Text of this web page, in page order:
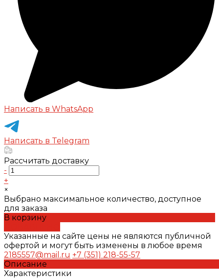
Написать в WhatsApp
Написать в Telegram
Рассчитать доставку
-
+
×
Выбрано максимальное количество, доступное
для заказа
В корзину
Указанные на сайте цены не являются публичной
офертой и могут быть изменены в любое время
2185557@mail.ru +7 (351) 218-55-57
Описание
Характеристики